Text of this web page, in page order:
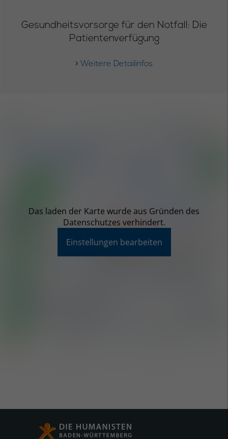
Gesundheitsvorsorge für den Notfall: Die
Patientenverfügung
» Weitere Detailinfos
Das laden der Karte wurde aus Gründen des
Datenschutzes verhindert.
Einstellungen bearbeiten